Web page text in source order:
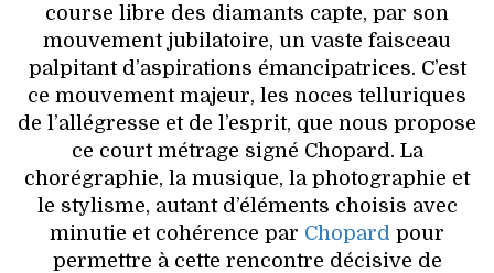
course libre des diamants capte, par son
mouvement jubilatoire, un vaste faisceau
palpitant d’aspirations émancipatrices. C’est
ce mouvement majeur, les noces telluriques
de l’allégresse et de l’esprit, que nous propose
ce court métrage signé Chopard. La
chorégraphie, la musique, la photographie et
le stylisme, autant d’éléments choisis avec
minutie et cohérence par Chopard pour
permettre à cette rencontre décisive de